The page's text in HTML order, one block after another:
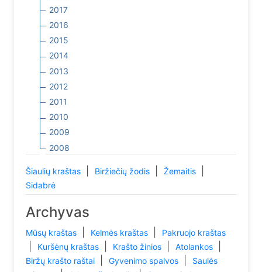
2017
2016
2015
2014
2013
2012
2011
2010
2009
2008
Šiaulių kraštas Biržiečių žodis Žemaitis
Sidabrė
Archyvas
Mūsų kraštas Kelmės kraštas Pakruojo kraštas
Kuršėnų kraštas Krašto žinios Atolankos
Biržų krašto raštai Gyvenimo spalvos
Saulės